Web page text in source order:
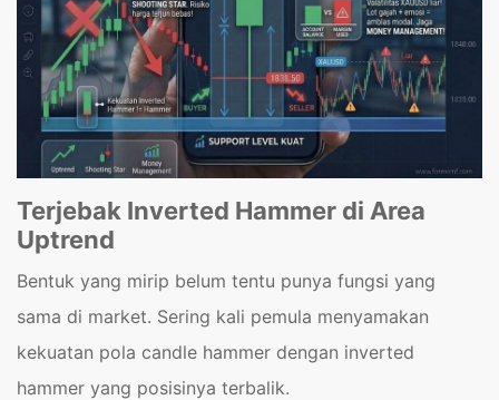
Terjebak Inverted Hammer di Area
Uptrend
Bentuk yang mirip belum tentu punya fungsi yang
sama di market. Sering kali pemula menyamakan
kekuatan pola candle hammer dengan inverted
hammer yang posisinya terbalik.